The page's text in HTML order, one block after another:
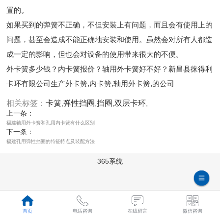
置的。
如果买到的弹簧不正确，不但安装上有问题，而且会有使用上的
问题，甚至会造成不能正确地安装和使用。虽然会对所有人都造
成一定的影响，但也会对设备的使用带来很大的不便。
外卡簧多少钱？内卡簧报价？轴用外卡簧好不好？新昌县徕得利
卡环有限公司生产外卡簧,内卡簧,轴用外卡簧,的公司
相关标签：卡簧,弹性挡圈,挡圈,双层卡环,
上一条：
福建轴用外卡簧和孔用内卡簧有什么区别
下一条：
福建孔用弹性挡圈的特征特点及装配方法
365系统
首页 电话咨询 在线留言 微信咨询